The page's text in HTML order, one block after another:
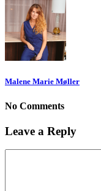
Malene Marie Møller
No Comments
Leave a Reply